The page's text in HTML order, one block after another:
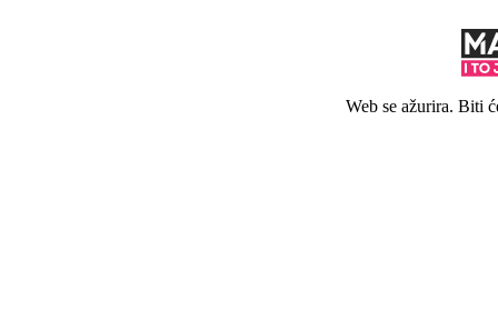
Web se ažurira. Biti